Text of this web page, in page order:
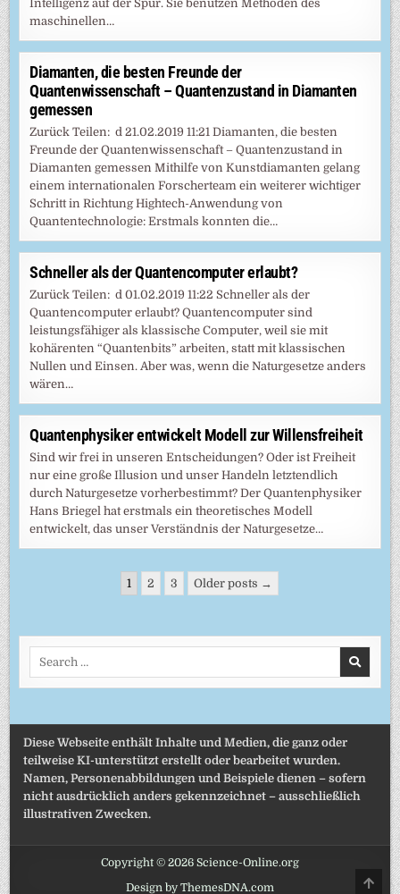
Intelligenz auf der Spur. Sie benutzen Methoden des
maschinellen…
Diamanten, die besten Freunde der
Quantenwissenschaft – Quantenzustand in Diamanten
gemessen
Zurück Teilen: d 21.02.2019 11:21 Diamanten, die besten
Freunde der Quantenwissenschaft – Quantenzustand in
Diamanten gemessen Mithilfe von Kunstdiamanten gelang
einem internationalen Forscherteam ein weiterer wichtiger
Schritt in Richtung Hightech-Anwendung von
Quantentechnologie: Erstmals konnten die…
Schneller als der Quantencomputer erlaubt?
Zurück Teilen: d 01.02.2019 11:22 Schneller als der
Quantencomputer erlaubt? Quantencomputer sind
leistungsfähiger als klassische Computer, weil sie mit
kohärenten “Quantenbits” arbeiten, statt mit klassischen
Nullen und Einsen. Aber was, wenn die Naturgesetze anders
wären…
Quantenphysiker entwickelt Modell zur Willensfreiheit
Sind wir frei in unseren Entscheidungen? Oder ist Freiheit
nur eine große Illusion und unser Handeln letztendlich
durch Naturgesetze vorherbestimmt? Der Quantenphysiker
Hans Briegel hat erstmals ein theoretisches Modell
entwickelt, das unser Verständnis der Naturgesetze…
Seitennummerierung
Beiträge
1 2 3 Older posts →
Diese Webseite enthält Inhalte und Medien, die ganz oder
teilweise KI-unterstützt erstellt oder bearbeitet wurden.
Namen, Personenabbildungen und Beispiele dienen – sofern
nicht ausdrücklich anders gekennzeichnet – ausschließlich
illustrativen Zwecken.
Copyright © 2026 Science-Online.org
Design by ThemesDNA.com